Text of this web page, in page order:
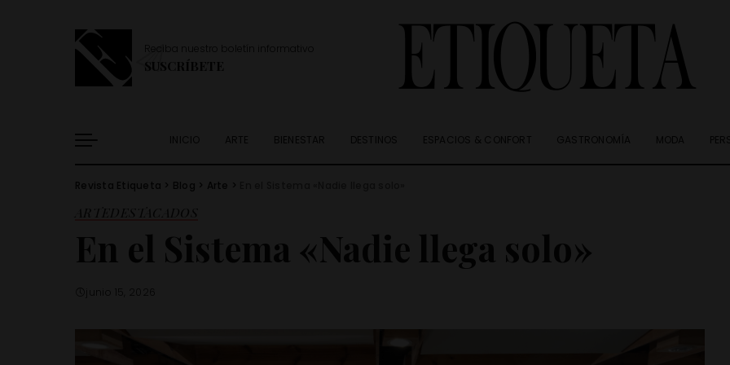
Reciba nuestro boletín informativo
SUSCRÍBETE
INICIO ARTE BIENESTAR DESTINOS ESPACIOS & CONFORT GASTRONOMÍA MODA
Revista Etiqueta > Blog > Arte >
ARTEDESTACADOS
En el Sistema «Nadie llega solo»